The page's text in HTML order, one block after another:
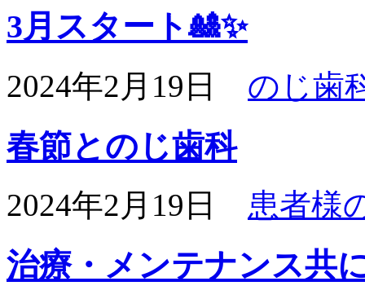
3月スタート🎎✨
2024年2月19日 のじ歯
春節とのじ歯科
2024年2月19日 患者様
治療・メンテナンス共